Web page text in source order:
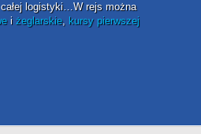
logistyki…W rejs można
i żeglarskie, kursy pierwszej